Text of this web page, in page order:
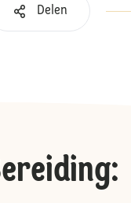
Delen
: